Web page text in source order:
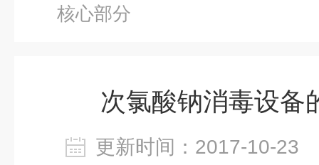
核心部分
次氯酸钠消毒设备
更新时间：2017-10-